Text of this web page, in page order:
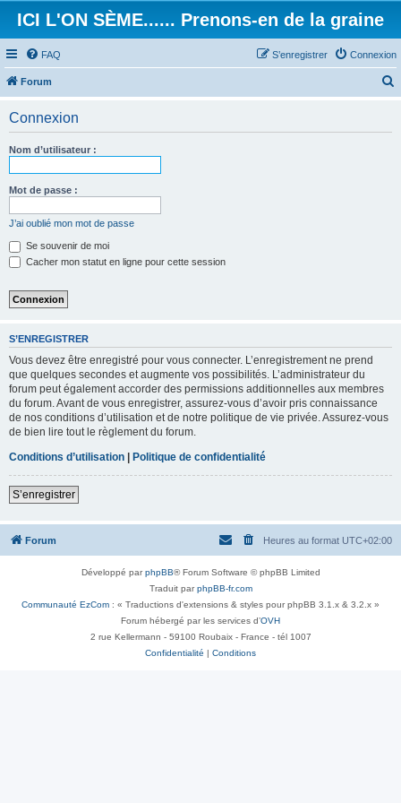
ICI L'ON SÈME...... Prenons-en de la graine
FAQ Connexion
S’enregistrer
Forum
Connexion
Nom d’utilisateur :
Mot de passe :
J’ai oublié mon mot de passe
Se souvenir de moi
Cacher mon statut en ligne pour cette session
S’ENREGISTRER
Vous devez être enregistré pour vous connecter. L’enregistrement ne prend
que quelques secondes et augmente vos possibilités. L’administrateur du
forum peut également accorder des permissions additionnelles aux membres
du forum. Avant de vous enregistrer, assurez-vous d’avoir pris connaissance
de nos conditions d’utilisation et de notre politique de vie privée. Assurez-vous
de bien lire tout le règlement du forum.
Conditions d’utilisation | Politique de confidentialité
S’enregistrer
Forum Heures au format UTC+02:00
Développé parphpBB® Forum Software © phpBB Limited
Traduit parphpBB-fr.com
Communauté EzCom : « Traductions d'extensions & styles pour phpBB 3.1.x & 3.2.x »
Forum hébergé par les services d’OVH
2 rue Kellermann - 59100 Roubaix - France - tél 1007
Confidentialité | Conditions